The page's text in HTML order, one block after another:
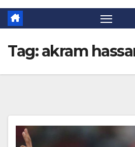
Tag:akram